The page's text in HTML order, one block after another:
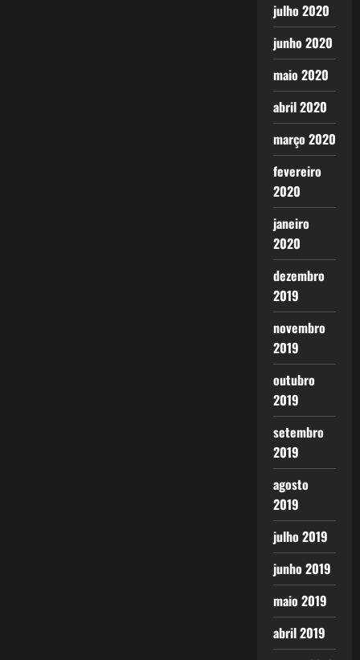
julho 2020
junho 2020
maio 2020
abril 2020
março 2020
fevereiro
2020
janeiro
2020
dezembro
2019
novembro
2019
outubro
2019
setembro
2019
agosto
2019
julho 2019
junho 2019
maio 2019
abril 2019